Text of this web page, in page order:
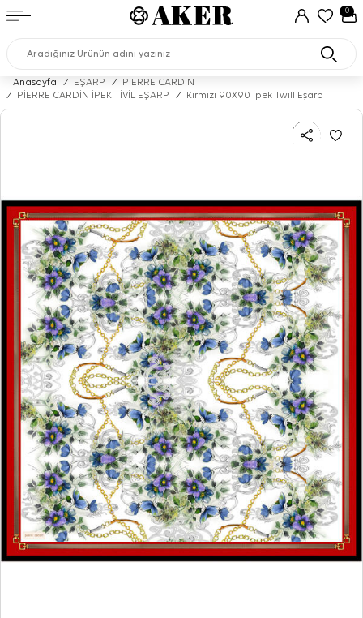
0
Anasayfa / EŞARP /
PIERRE CARDIN
/
PİERRE CARDİN İPEK TİVİL EŞARP / Kırmızı 90X90 İpek Twill Eşarp